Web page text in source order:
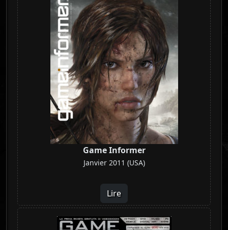
Game Informer
Janvier 2011 (USA)
Lire